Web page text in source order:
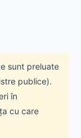
sunt preluate
publice).
în
cu care